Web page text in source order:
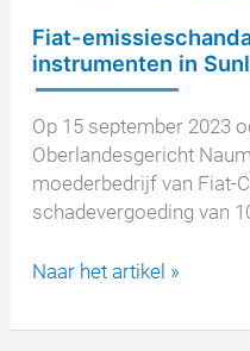
Fiat-
instrumenten in
Op 15 september 2023
Oberlandesgericht
moederbedrijf van Fiat-
schadevergoeding van
Fiat-
manipulatie-
Naar het artikel »